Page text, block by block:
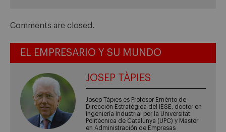
Comments are closed.
EL EMPRESARIO Y SU MUNDO
JOSEP TÀPIES
Josep Tàpies es Profesor Emérito de
Dirección Estratégica del IESE, doctor en
Ingeniería Industrial por la Universitat
Politècnica de Catalunya (UPC) y Master
en Administración de Empresas